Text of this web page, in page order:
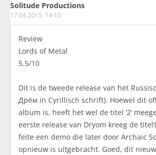
Solitude Productions
17.04.2015, 14:10
Review
Lords of Metal
5.5/10
Dit is de tweede release van het
Дрём in Cyrillisch schrift). Hoewel dit
album is, heeft het wel de titel ‘2’
eerste release van Dryom kreeg de
feite een demo die later door Archaic
opnieuw is uitgebracht. Goed, dit